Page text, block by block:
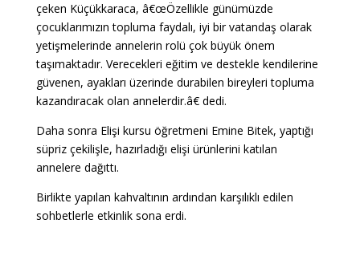
çeken Küçükkaraca, â€œÖzellikle günümüzde
çocuklarımızın topluma faydalı, iyi bir vatandaş olarak
yetişmelerinde annelerin rolü çok büyük önem
taşımaktadır. Verecekleri eğitim ve destekle kendilerine
güvenen, ayakları üzerinde durabilen bireyleri topluma
kazandıracak olan annelerdir.â€ dedi.
Daha sonra Elişi kursu öğretmeni Emine Bitek, yaptığı
süpriz çekilişle, hazırladığı elişi ürünlerini katılan
annelere dağıttı.
Birlikte yapılan kahvaltının ardından karşılıklı edilen
sohbetlerle etkinlik sona erdi.